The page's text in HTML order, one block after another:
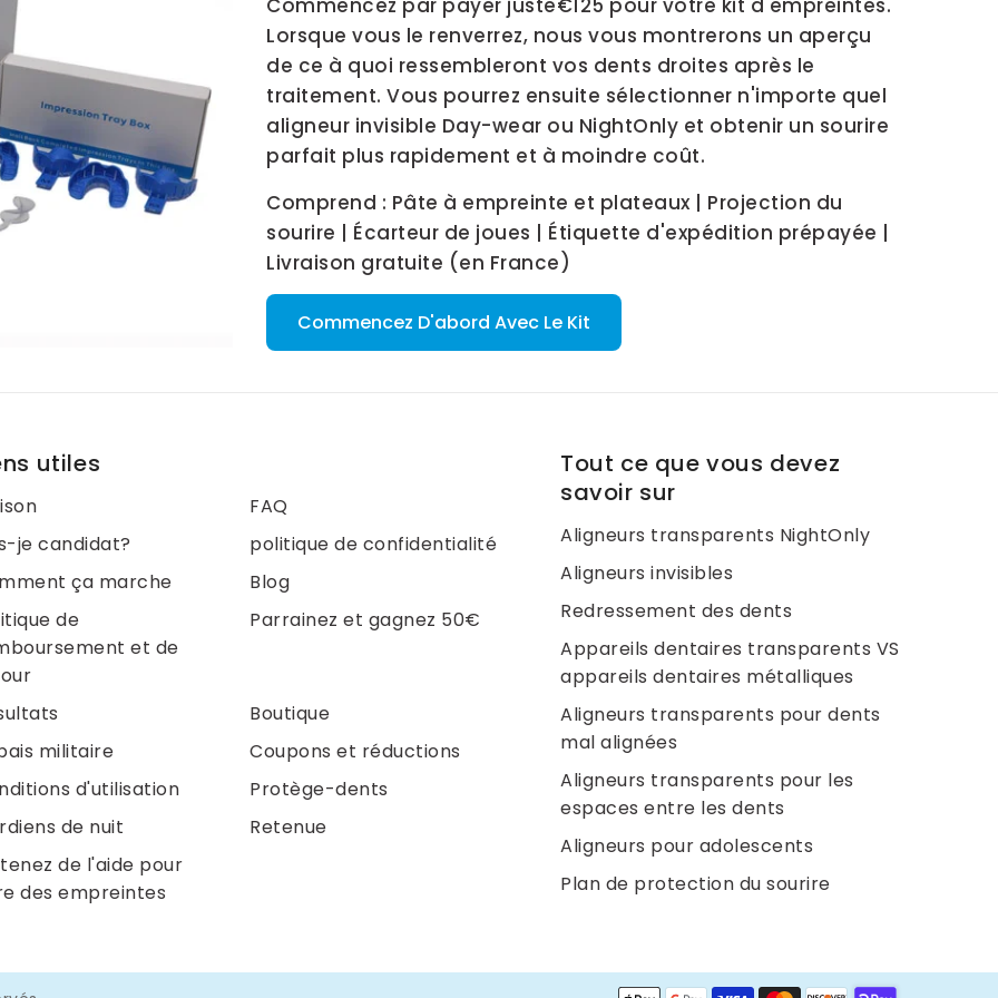
Lorsque vous le renverrez, nous vous montrerons un aperçu
de ce à quoi ressembleront vos dents droites après le
traitement. Vous pourrez ensuite sélectionner n'importe quel
aligneur invisible Day-wear ou NightOnly et obtenir un sourire
parfait plus rapidement et à moindre coût.
Comprend : Pâte à empreinte et plateaux | Projection du
sourire | Écarteur de joues | Étiquette d'expédition prépayée |
Livraison gratuite (en France)
Commencez D'abord Avec Le Kit
utiles
FAQ
je candidat?
politique de confidentialité
ça marche
Blog
de
et de
Parrainez et gagnez 50€
Boutique
militaire
Coupons et réductions
d'utilisation
Protège-dents
de nuit
Retenue
de l'aide pour
des empreintes
Tout ce que vous devez
savoir sur
Aligneurs transparents NightOnly
Aligneurs invisibles
Redressement des dents
Appareils dentaires transparents VS
appareils dentaires métalliques
Aligneurs transparents pour dents
mal alignées
Aligneurs transparents pour les
espaces entre les dents
Aligneurs pour adolescents
Plan de protection du sourire